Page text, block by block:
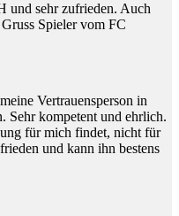
und sehr zufrieden. Auch
Spieler vom FC
Vertrauensperson in
Sehr kompetent und ehrlich.
für mich findet, nicht für
und kann ihn bestens